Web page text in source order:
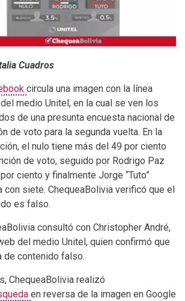
Cuadros
circula una imagen con la línea
medio Unitel, en la cual se ven los
de una presunta encuesta nacional de
de voto para la segunda vuelta. En la
el nulo tiene más del 49 por ciento
de voto, seguido por Rodrigo Paz
ciento y finalmente Jorge “Tuto”
con siete. ChequeaBolivia verificó que el
es falso.
consultó con Christopher André,
del medio Unitel, quien confirmó que
de contenido falso.
ChequeaBolivia realizó
en reversa de la imagen en Google